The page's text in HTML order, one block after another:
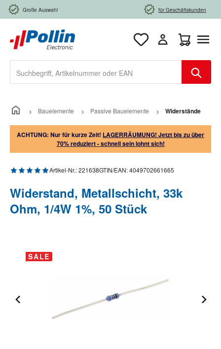
Zum Hauptinhalt springen
Große Auswahl für Geschäftskunden
Bauelemente Passive Bauelemente Widerstände
ACHTUNG: Nur für kurze Zeit! LAGERRÄUMUNG! Jetzt bis zu über
70% reduziert - schnell sein lohnt sich!
Durchschnittliche Bewertung von 5 von 5 Sternen
Artikel-Nr.:221638GTIN/EAN:4049702661665
Widerstand, Metallschicht, 33k
Ohm, 1/4W 1%, 50 Stück
Bildergalerie überspringen
SALE